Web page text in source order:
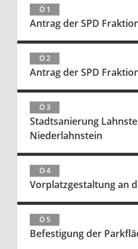
Ö 1
Antrag der SPD
Ö 2
Antrag der SPD
Ö 3
Stadtsanierung
Niederlahnstein
Ö 4
Vorplatzgestaltung an
Ö 5
Befestigung der